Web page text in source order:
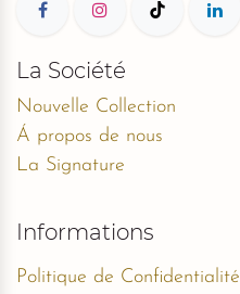
La Société
Nouvelle Collection
Á propos de nous
La Signature
Informations
Politique de Confidentialité